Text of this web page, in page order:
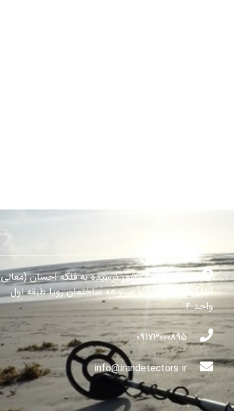
شیراز فرهنگ شهر نرسیده به فلکه احسان (معالی
آباد) جنب درمانگاه سینوهه ساختمان رویا طبقه اول
واحد ۴
09173000895
info@irandetectors.ir